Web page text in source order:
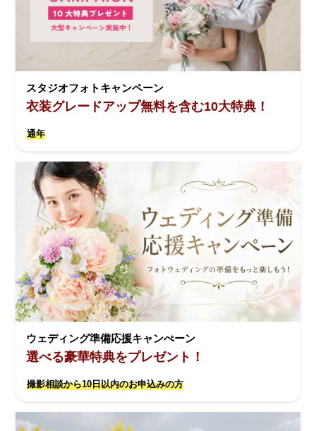
スタジオフォトキャンペーン
衣装グレードアップ無料を含む10大特典！
通年
ウェディング準備応援キャンぺーン
選べる豪華特典をプレゼント！
撮影相談から10日以内のお申込みの方